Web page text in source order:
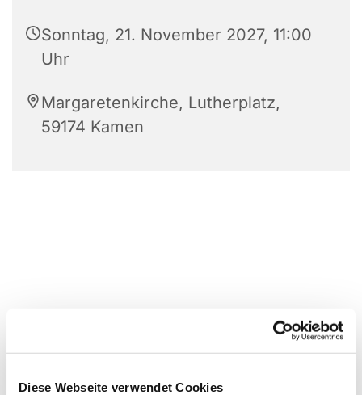
Diese Webseite verwendet Cookies
Sonntag, 21. November 2027, 11:00
Uhr
Margaretenkirche, Lutherplatz,
59174 Kamen